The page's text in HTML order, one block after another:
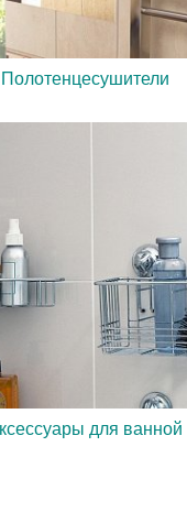
Полотенцесушители
для ванной